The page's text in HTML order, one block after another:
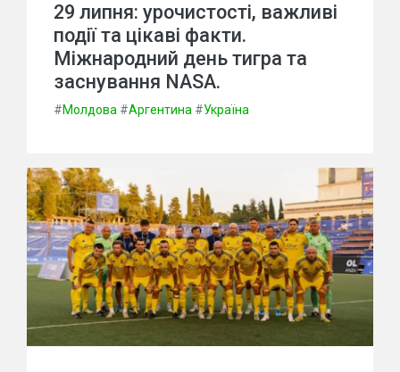
29 липня: урочистості, важливі
події та цікаві факти.
Міжнародний день тигра та
заснування NASA.
#Молдова #Аргентина #Україна